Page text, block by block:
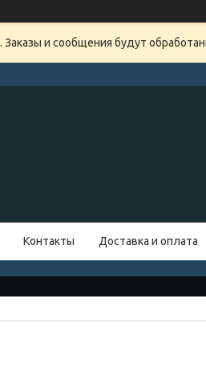
и сообщения будут
Контакты Доставка и оплата